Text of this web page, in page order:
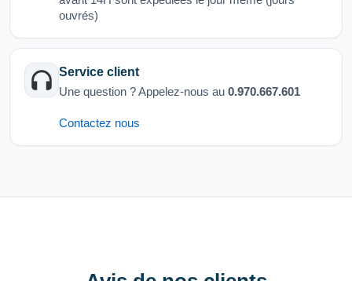
ouvrés)
Service client
Une question ? Appelez-nous au 0.970.667.601
Contactez nous